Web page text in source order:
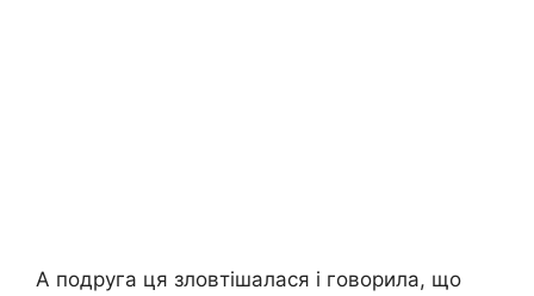
А подруга ця зловтішалася і говорила, що